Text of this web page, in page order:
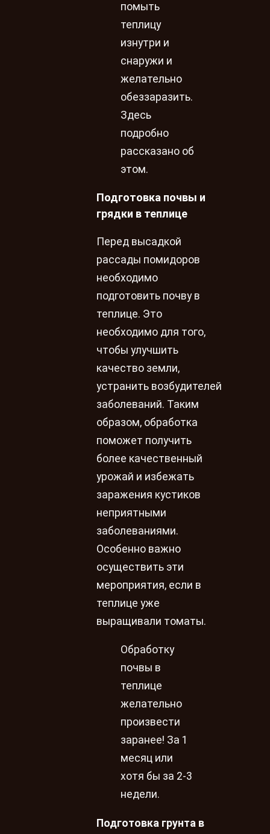
помыть
теплицу
изнутри и
снаружи и
желательно
обеззаразить.
Здесь
подробно
рассказано об
этом.
Подготовка почвы и
грядки в теплице
Перед высадкой
рассады помидоров
необходимо
подготовить почву в
теплице. Это
необходимо для того,
чтобы улучшить
качество земли,
устранить возбудителей
заболеваний. Таким
образом, обработка
поможет получить
более качественный
урожай и избежать
заражения кустиков
неприятными
заболеваниями.
Особенно важно
осуществить эти
мероприятия, если в
теплице уже
выращивали томаты.
Обработку
почвы в
теплице
желательно
произвести
заранее! За 1
месяц или
хотя бы за 2-3
недели.
Подготовка грунта в